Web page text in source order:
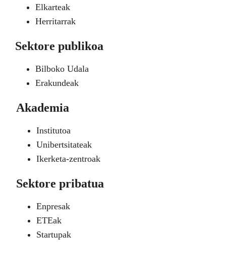
Elkarteak
Herritarrak
Sektore publikoa
Bilboko Udala
Erakundeak
Akademia
Institutoa
Unibertsitateak
Ikerketa-zentroak
Sektore pribatua
Enpresak
ETEak
Startupak